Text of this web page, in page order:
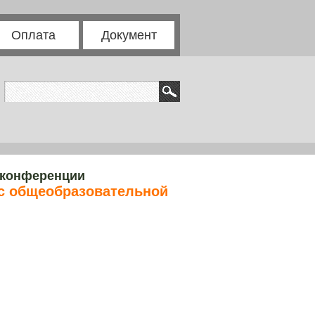
Оплата Документ
общеобразовательной